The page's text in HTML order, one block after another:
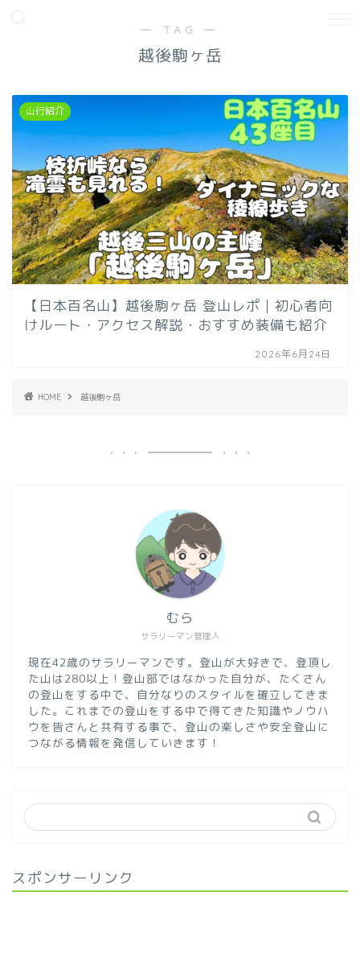
― TAG ―
越後駒ヶ岳
山行紹介
【日本百名山】越後駒ヶ岳 登山レポ｜初心者向
けルート・アクセス解説・おすすめ装備も紹介
2026年6月24日
HOME 越後駒ヶ岳
サラリーマン管理人
むら
現在42歳のサラリーマンです。登山が大好きで、登頂し
た山は280以上！登山部ではなかった自分が、たくさん
の登山をする中で、自分なりのスタイルを確立してきま
した。これまでの登山をする中で得てきた知識やノウハ
ウを皆さんと共有する事で、登山の楽しさや安全登山に
つながる情報を発信していきます！
スポンサーリンク